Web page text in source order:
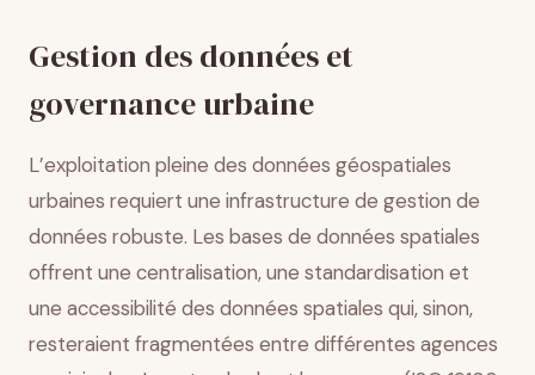
Gestion des données et
governance urbaine
L’exploitation pleine des données géospatiales
urbaines requiert une infrastructure de gestion de
données robuste. Les bases de données spatiales
offrent une centralisation, une standardisation et
une accessibilité des données spatiales qui, sinon,
resteraient fragmentées entre différentes agences